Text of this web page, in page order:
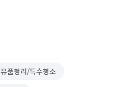
유품정리/특수청소